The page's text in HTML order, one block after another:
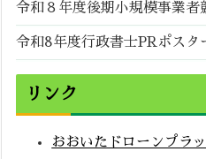
令和８年度後期小規模事業
令和8年度行政書士PRポスタ
リンク
おおいたドローンプラ